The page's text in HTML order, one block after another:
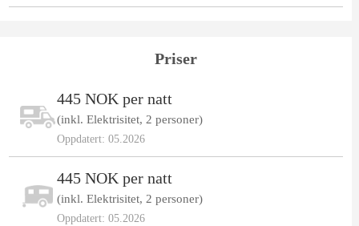
Priser
445 NOK per natt
(inkl. Elektrisitet, 2 personer)
Oppdatert: 05.2026
445 NOK per natt
(inkl. Elektrisitet, 2 personer)
Oppdatert: 05.2026